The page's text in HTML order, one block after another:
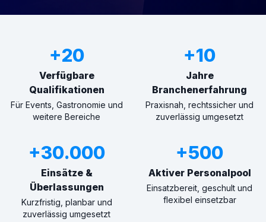
+20
Verfügbare
Qualifikationen
Für Events, Gastronomie und
weitere Bereiche
+10
Jahre
Branchenerfahrung
Praxisnah, rechtssicher und
zuverlässig umgesetzt
+30.000
Einsätze &
Überlassungen
Kurzfristig, planbar und
zuverlässig umgesetzt
+500
Aktiver Personalpool
Einsatzbereit, geschult und
flexibel einsetzbar